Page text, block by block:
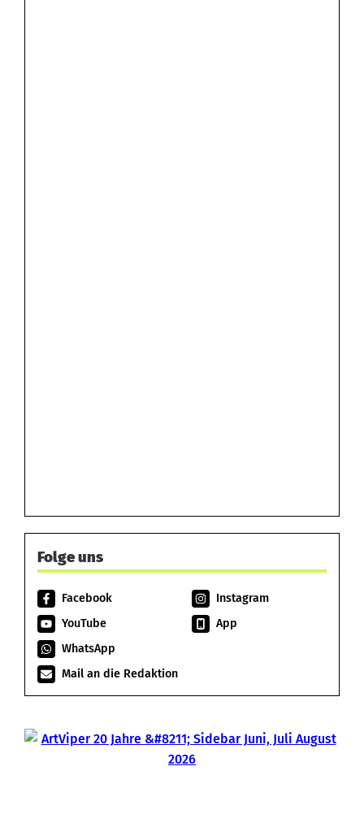
Folge uns
Facebook
Instagram
YouTube
App
WhatsApp
Mail an die Redaktion